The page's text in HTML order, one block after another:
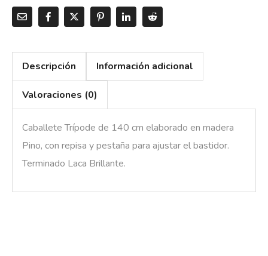
Descripción Información adicional
Valoraciones (0)
Caballete Trípode de 140 cm elaborado en madera
Pino, con repisa y pestaña para ajustar el bastidor.
Terminado Laca Brillante.